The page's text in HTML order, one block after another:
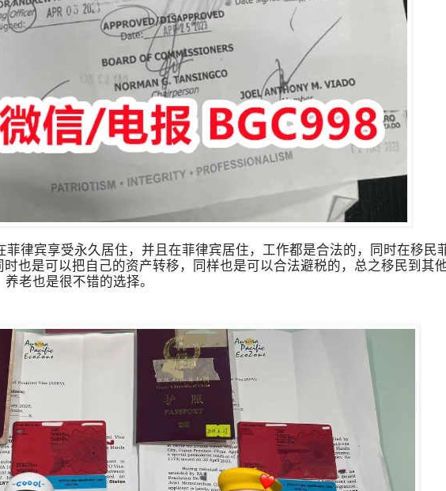
律宾享受永久居住，并且在菲律宾居住，工作都是合法的，同时在移民
也是可以把自己的资产转移，同样也是可以合法避税的，总之移民到其
老也是很不错的选择。